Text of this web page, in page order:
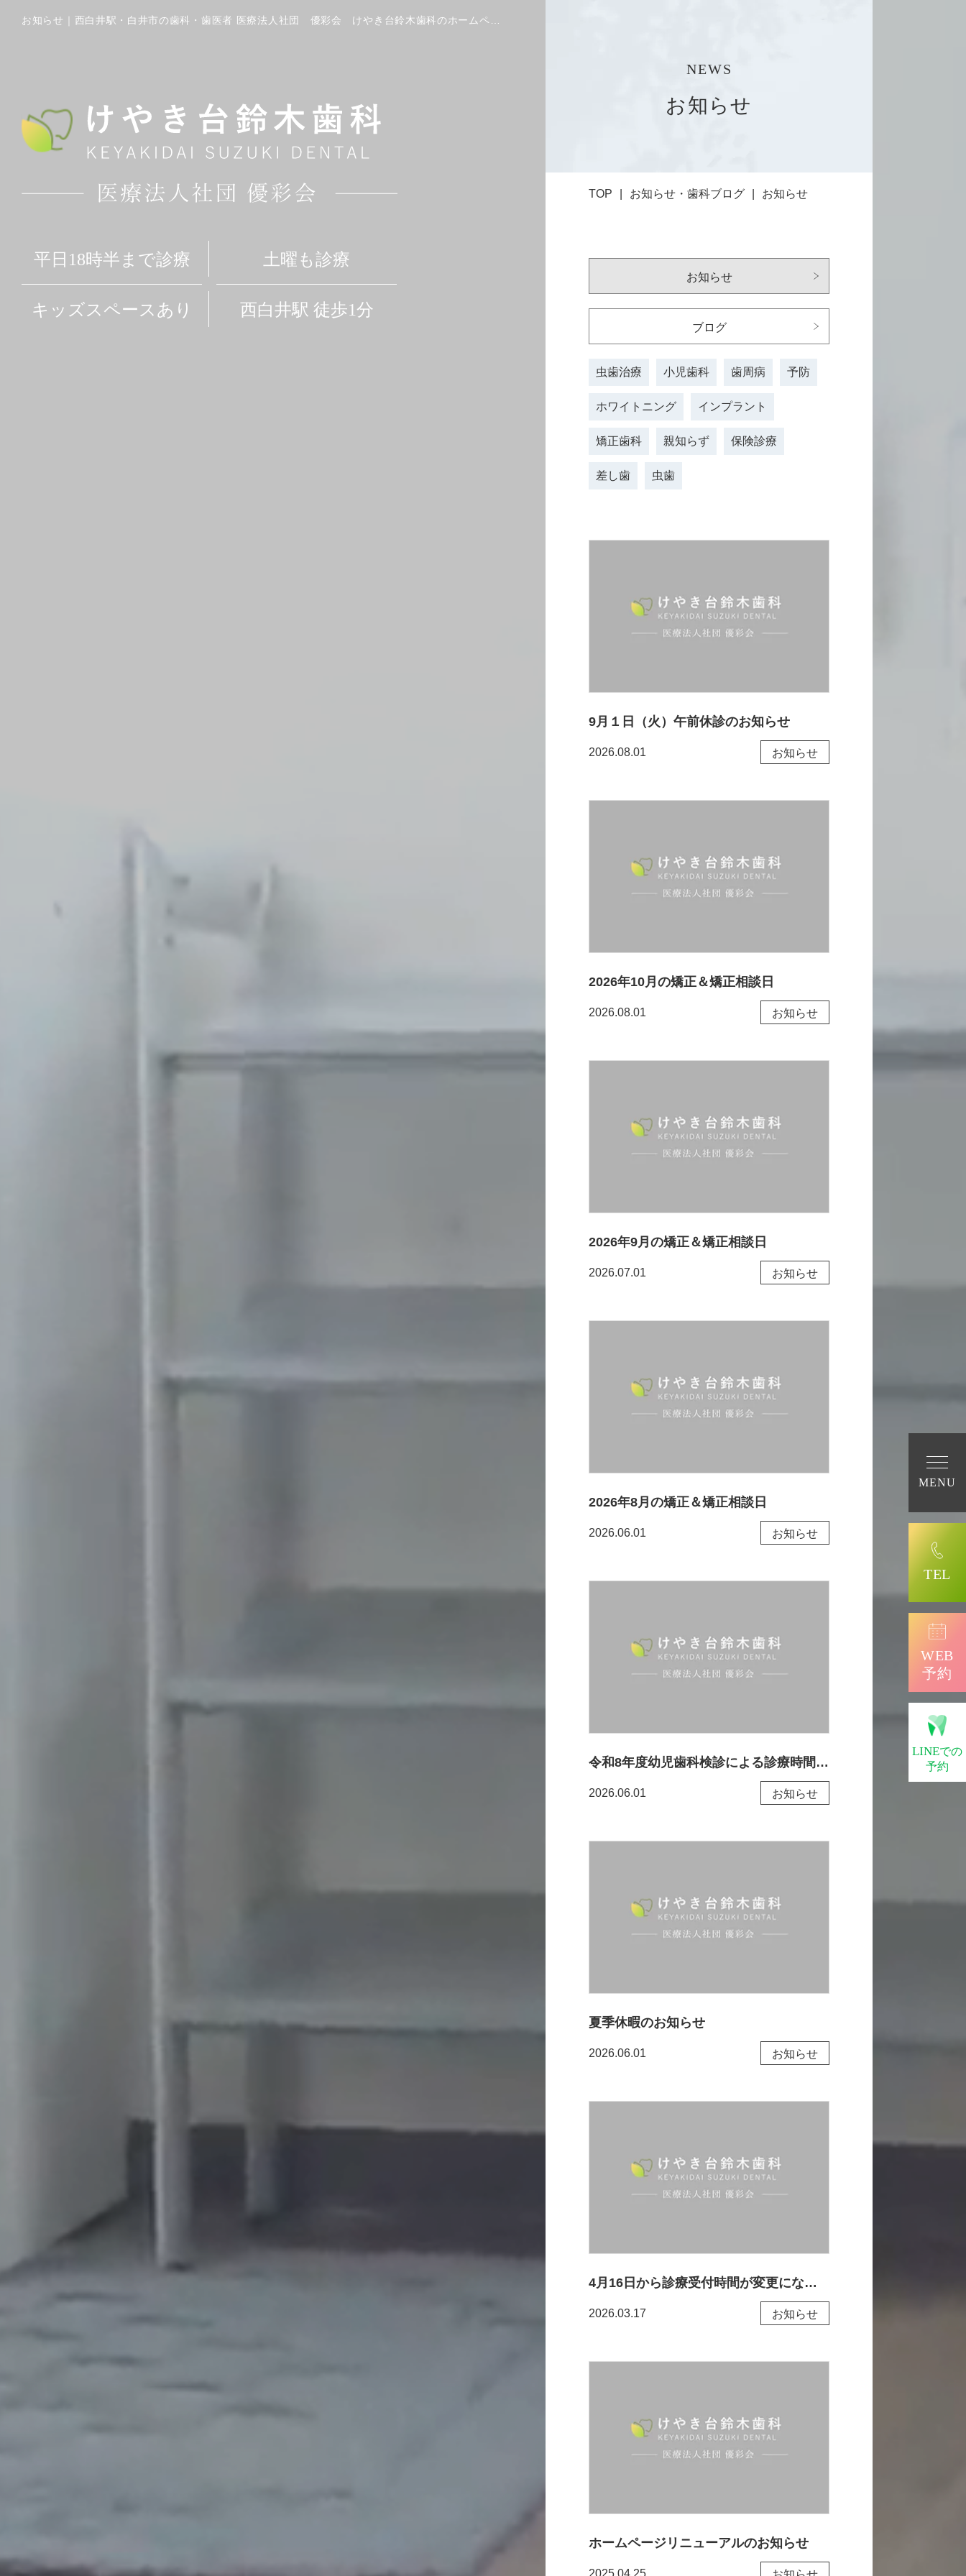
平日18時半まで診療 土曜も診療
キッズスペースあり 西白井駅 徒歩1分
MENU
TEL
WEB
予約
LINEでの
予約
NEWS
お知らせ
TOP お知らせ・歯科ブログ お知らせ
お知らせ
ブログ
⾍⻭治療 ⼩児⻭科 ⻭周病 予防
ホワイトニング インプラント
矯正⻭科 親知らず 保険診療
差し歯 虫歯
9月１日（火）午前休診のお知らせ
2026.08.01 お知らせ
2026年10月の矯正＆矯正相談日
2026.08.01 お知らせ
2026年9月の矯正＆矯正相談日
2026.07.01 お知らせ
2026年8月の矯正＆矯正相談日
2026.06.01 お知らせ
令和8年度幼児歯科検診による診療時間変更のお知らせ
2026.06.01 お知らせ
夏季休暇のお知らせ
2026.06.01 お知らせ
4月16日から診療受付時間が変更になります
2026.03.17 お知らせ
ホームページリニューアルのお知らせ
2025.04.25